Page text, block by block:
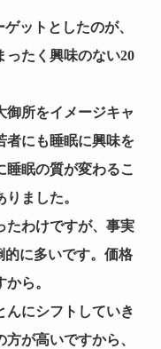
ットとしたのが、
ったく興味のない20
御所をイメージキャ
者にも睡眠に興味を
眠の質が変わるこ
ました。
たわけですが、事実
的に多いです。価格
ら。
んにシフトしていき
が高いですから、